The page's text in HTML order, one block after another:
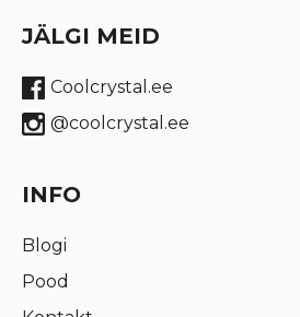
JÄLGI MEID
Coolcrystal.ee
@coolcrystal.ee
INFO
Blogi
Pood